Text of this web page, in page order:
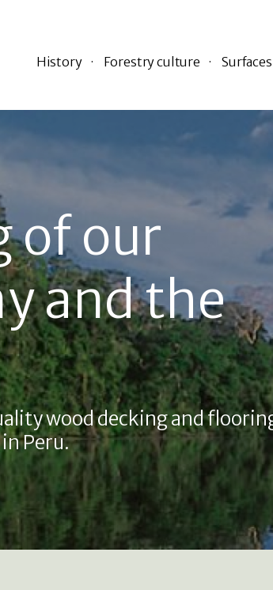
History Forestry culture Surfaces
of our
and the
wood decking and
Peru.